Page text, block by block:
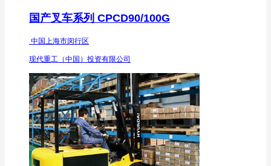
国产叉车系列 CPCD90/100G
中国上海市闵行区
现代重工（中国）投资有限公司